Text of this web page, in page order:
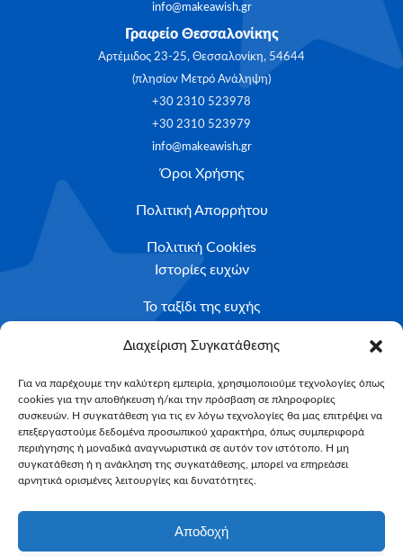
Διαχείριση Συγκατάθεσης
Για να παρέχουμε την καλύτερη εμπειρία, χρησιμοποιούμε τεχνολογίες όπως
cookies για την αποθήκευση ή/και την πρόσβαση σε πληροφορίες
συσκευών. Η συγκατάθεση για τις εν λόγω τεχνολογίες θα μας επιτρέψει να
επεξεργαστούμε δεδομένα προσωπικού χαρακτήρα, όπως συμπεριφορά
περιήγησης ή μοναδικά αναγνωριστικά σε αυτόν τον ιστότοπο. Η μη
συγκατάθεση ή η ανάκληση της συγκατάθεσης, μπορεί να επηρεάσει
αρνητικά ορισμένες λειτουργίες και δυνατότητες.
Αποδοχή
info@makeawish.gr
Γραφείο Θεσσαλονίκης
Αρτέμιδος 23-25, Θεσσαλονίκη, 54644
(πλησίον Μετρό Ανάληψη)
+30 2310 523978
+30 2310 523979
info@makeawish.gr
Όροι Χρήσης
Πολιτική Απορρήτου
Πολιτική Cookies
Ιστορίες ευχών
Το ταξίδι της ευχής
Κριτήρια Καταλληλότητας
Υποβολή Αιτήματος
NEWSLETTER
Email*